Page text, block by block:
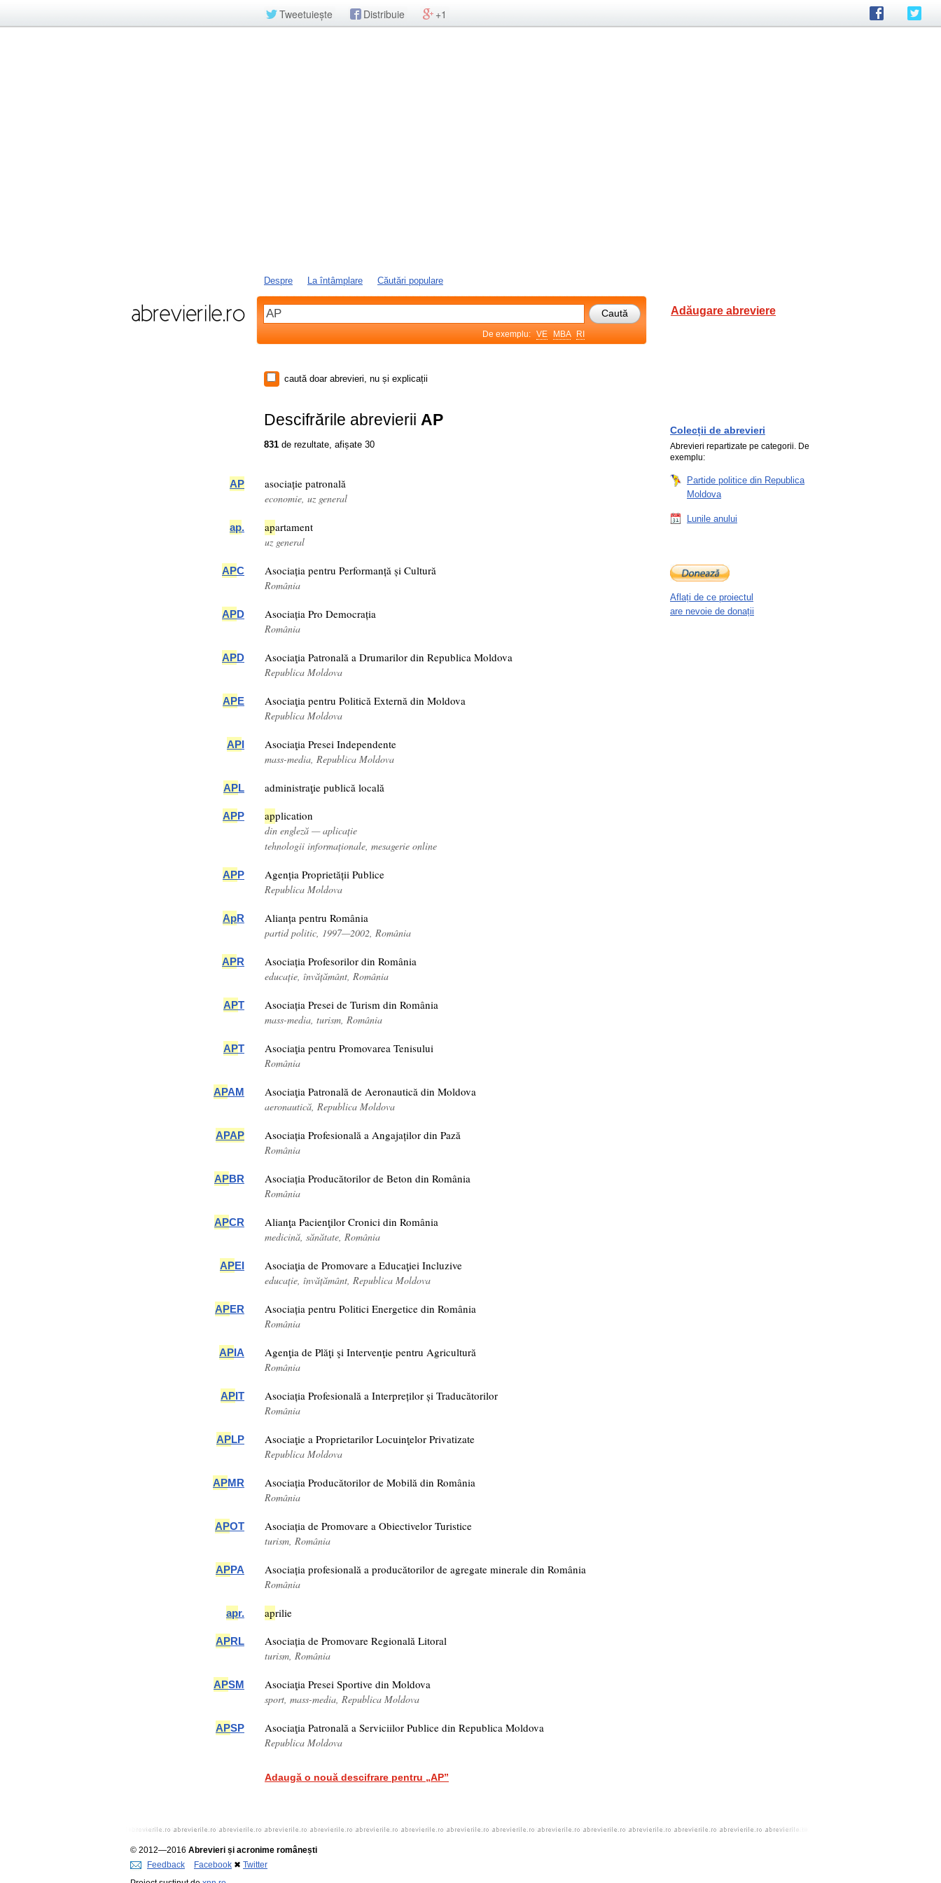
Tweetuiește Distribuie +1
Despre La întâmplare Căutări populare
De exemplu: VE MBA RI
Adăugare abreviere
caută doar abrevieri, nu și explicații
Descifrările abrevierii AP
831 de rezultate, afișate 30
AP asociație patronală
economie, uz general
ap. apartament
uz general
APC Asociația pentru Performanță și Cultură
România
APD Asociația Pro Democrația
România
APD Asociaţia Patronală a Drumarilor din Republica Moldova
Republica Moldova
APE Asociaţia pentru Politică Externă din Moldova
Republica Moldova
API Asociaţia Presei Independente
mass-media, Republica Moldova
APL administraţie publică locală
APP application
din engleză — aplicație
tehnologii informaționale, mesagerie online
APP Agenția Proprietății Publice
Republica Moldova
ApR Alianța pentru România
partid politic, 1997—2002, România
APR Asociația Profesorilor din România
educație, învățământ, România
APT Asociația Presei de Turism din România
mass-media, turism, România
APT Asociaţia pentru Promovarea Tenisului
România
APAM Asociaţia Patronală de Aeronautică din Moldova
aeronautică, Republica Moldova
APAP Asociația Profesională a Angajaților din Pază
România
APBR Asociația Producătorilor de Beton din România
România
APCR Alianţa Pacienţilor Cronici din România
medicină, sănătate, România
APEI Asociaţia de Promovare a Educaţiei Incluzive
educație, învățământ, Republica Moldova
APER Asociația pentru Politici Energetice din România
România
APIA Agenţia de Plăţi şi Intervenţie pentru Agricultură
România
APIT Asociația Profesională a Interpreților și Traducătorilor
România
APLP Asociaţie a Proprietarilor Locuinţelor Privatizate
Republica Moldova
APMR Asociația Producătorilor de Mobilă din România
România
APOT Asociația de Promovare a Obiectivelor Turistice
turism, România
APPA Asociația profesională a producătorilor de agregate minerale din România
România
apr. aprilie
APRL Asociația de Promovare Regională Litoral
turism, România
APSM Asociaţia Presei Sportive din Moldova
sport, mass-media, Republica Moldova
APSP Asociaţia Patronală a Serviciilor Publice din Republica Moldova
Republica Moldova
Adaugă o nouă descifrare pentru „AP”
Colecții de abrevieri
Abrevieri repartizate pe categorii. De
exemplu:
Partide politice din Republica
Moldova
Lunile anului
Aflați de ce proiectul
are nevoie de donații
© 2012—2016 Abrevieri și acronime românești
Feedback
Facebook ✖ Twitter